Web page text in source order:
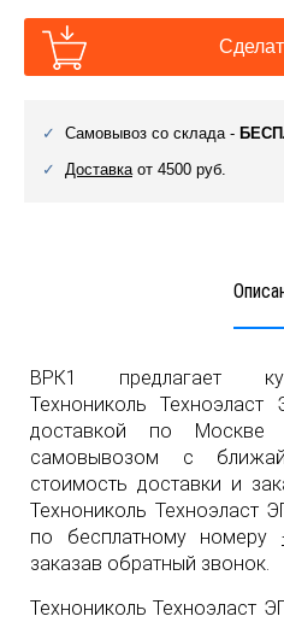
Самовывоз со склада -
Доставкаот 4500 руб.
ВРК1 предлагает
Технониколь
доставкой по
самовывозом с
стоимость доставки и
Технониколь Техноэласт
по бесплатному номеру
заказав обратный звонок.
Технониколь Техноэласт